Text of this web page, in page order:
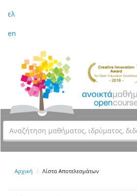
ελ
en
Αρχική Λίστα Αποτελεσμάτων